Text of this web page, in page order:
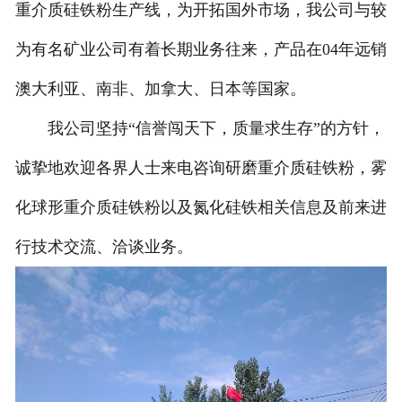
重介质硅铁粉生产线，为开拓国外市场，我公司与较
为有名矿业公司有着长期业务往来，产品在04年远销
澳大利亚、南非、加拿大、日本等国家。
我公司坚持“信誉闯天下，质量求生存”的方针，
诚挚地欢迎各界人士来电咨询研磨重介质硅铁粉，雾
化球形重介质硅铁粉以及氮化硅铁相关信息及前来进
行技术交流、洽谈业务。